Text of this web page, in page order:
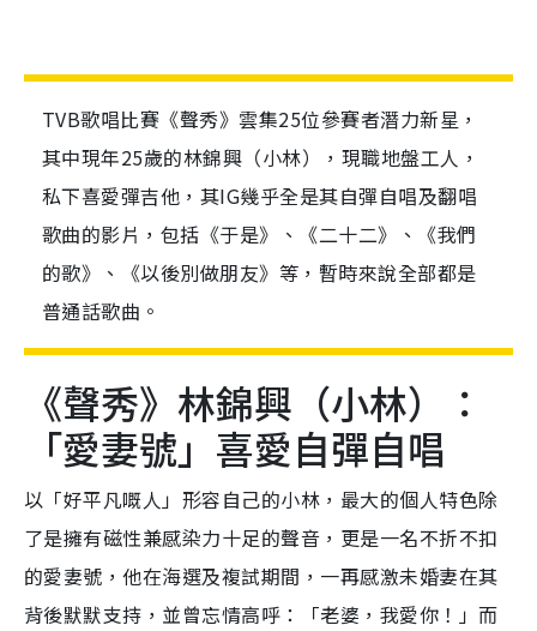
TVB歌唱比賽《聲秀》雲集25位參賽者潛力新星，
其中現年25歲的林錦興（小林），現職地盤工人，
私下喜愛彈吉他，其IG幾乎全是其自彈自唱及翻唱
歌曲的影片，包括《于是》、《二十二》、《我們
的歌》、《以後別做朋友》等，暫時來說全部都是
普通話歌曲。
《聲秀》林錦興（小林）：
「愛妻號」喜愛自彈自唱
以「好平凡嘅人」形容自己的小林，最大的個人特色除
了是擁有磁性兼感染力十足的聲音，更是一名不折不扣
的愛妻號，他在海選及複試期間，一再感激未婚妻在其
背後默默支持，並曾忘情高呼：「老婆，我愛你！」而